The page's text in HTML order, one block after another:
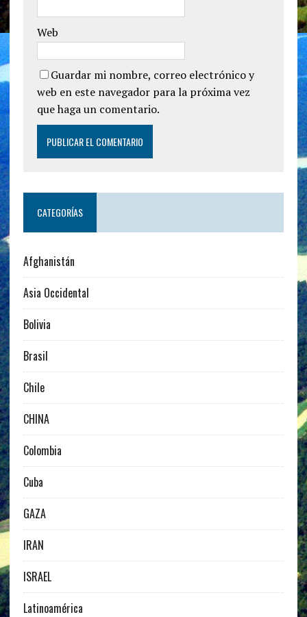
Web
Guardar mi nombre, correo electrónico y
web en este navegador para la próxima vez
que haga un comentario.
CATEGORÍAS
Afghanistán
Asia Occidental
Bolivia
Brasil
Chile
CHINA
Colombia
Cuba
GAZA
IRAN
ISRAEL
Latinoamérica